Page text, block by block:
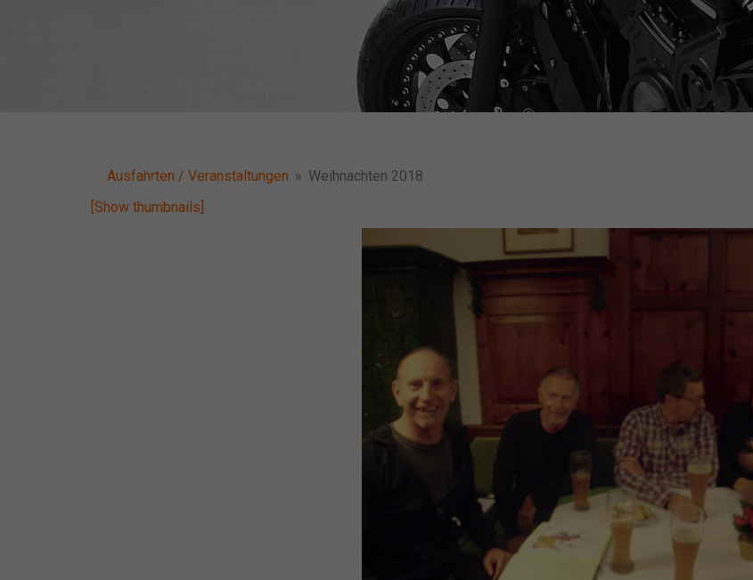
Ausfahrten / Veranstaltungen » Weihnachten 2018
[Show thumbnails]
oder sich weitere Informationen anzeigen
lassen und so nur bestimmte Cookies
auswählen.
Alle akzeptieren
Zurück
Website erforderlich.
Cookie-Informationen anzeigen
Externe Medien (7)
Inhalte von Videoplattformen und Social-Media-
Plattformen werden standardmäßig blockiert. Wenn
der Zugriff auf diese Inhalte keiner manuellen Einwilligung
mehr.
Cookie-Informationen anzeigen
powered by Borlabs Cookie